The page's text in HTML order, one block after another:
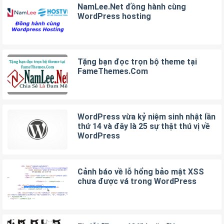
NamLee.Net đồng hành cùng
WordPress hosting
Tặng bạn đọc trọn bộ theme tại
FameThemes.Com
WordPress vừa kỷ niệm sinh nhật lần
thứ 14 và đây là 25 sự thật thú vị về
WordPress
Cảnh báo về lỗ hổng bảo mật XSS
chưa được vá trong WordPress